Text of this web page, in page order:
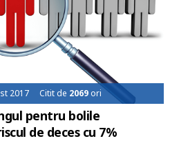
2017 Citit de 2069 ori
pentru bolile
de deces cu 7%